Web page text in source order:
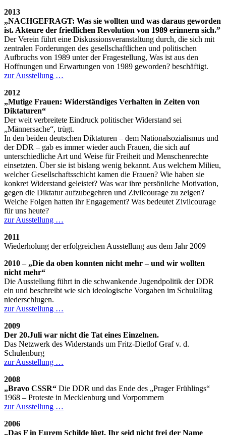
2013
„NACHGEFRAGT: Was sie wollten und was daraus geworden
ist. Akteure der friedlichen Revolution von 1989 erinnern sich.”
Der Verein führt eine Diskussionsveranstaltung durch, die sich mit
zentralen Forderungen des gesellschaftlichen und politischen
Aufbruchs von 1989 unter der Fragestellung, Was ist aus den
Hoffnungen und Erwartungen von 1989 geworden? beschäftigt.
zur Ausstellung …
2012
„Mutige Frauen: Widerständiges Verhalten in Zeiten von
Diktaturen“
Der weit verbreitete Eindruck politischer Widerstand sei
„Männersache“, trügt.
In den beiden deutschen Diktaturen – dem Nationalsozialismus und
derDDR – gab es immer wieder auch Frauen, die sich auf
unterschiedliche Art und Weise für Freiheit und Menschenrechte
einsetzten. Über sie ist bislang wenig bekannt. Aus welchem Milieu,
welcher Gesellschaftsschicht kamen die Frauen? Wie haben sie
konkret Widerstand geleistet? Was war ihre persönliche Motivation,
gegen die Diktatur aufzubegehren und Zivilcourage zu zeigen?
Welche Folgen hatten ihr Engagement? Was bedeutet Zivilcourage
für uns heute?
zur Ausstellung …
2011
Wiederholung der erfolgreichen Ausstellung aus dem Jahr 2009
2010 – „Die da oben konnten nicht mehr – und wir wollten
nicht mehr“
Die Ausstellung führt in die schwankende Jugendpolitik derDDR
ein und beschreibt wie sich ideologische Vorgaben im Schulalltag
niederschlugen.
zur Ausstellung …
2009
Der 20.Juli war nicht die Tat eines Einzelnen.
Das Netzwerk des Widerstands um Fritz-Dietlof Graf v. d.
Schulenburg
zur Ausstellung …
2008
„Bravo CSSR“ Die DDR und das Ende des „Prager Frühlings“
1968 – Proteste in Mecklenburg und Vorpommern
zur Ausstellung …
2006
„Das F in Eurem Schilde lügt. Ihr seid nicht frei der Name